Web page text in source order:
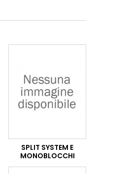
SPLIT SYSTEM E
MONOBLOCCHI